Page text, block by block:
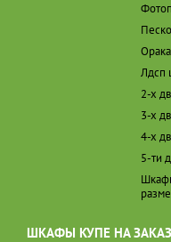
Лдсп
2-х
3-х
4-х
5-ти
ШКАФЫ КУПЕ НА ЗАКАЗ